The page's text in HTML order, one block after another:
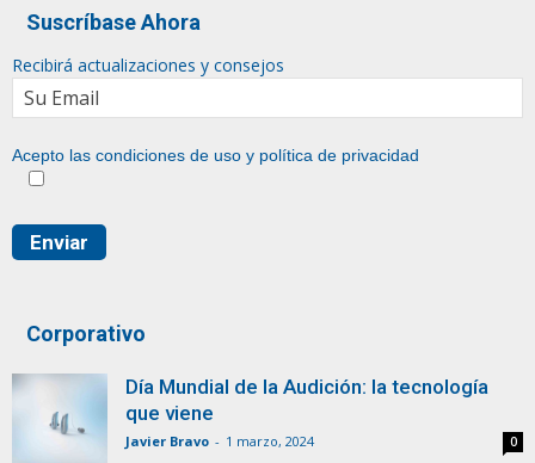
Suscríbase Ahora
Recibirá actualizaciones y consejos
Acepto las condiciones de uso y política de privacidad
Corporativo
Día Mundial de la Audición: la tecnología
que viene
Javier Bravo - 1 marzo, 2024 0